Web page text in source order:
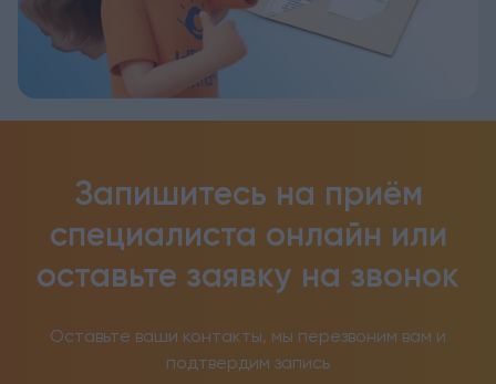
Запишитесь на приём
специалиста онлайн или
оставьте заявку на звонок
Оставьте ваши контакты, мы перезвоним вам и
подтвердим запись